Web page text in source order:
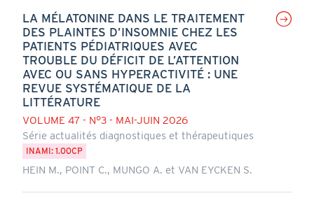
LA MÉLATONINE DANS LE TRAITEMENT
DES PLAINTES D’INSOMNIE CHEZ LES
PATIENTS PÉDIATRIQUES AVEC
TROUBLE DU DÉFICIT DE L’ATTENTION
AVEC OU SANS HYPERACTIVITÉ : UNE
REVUE SYSTÉMATIQUE DE LA
LITTÉRATURE
VOLUME 47 - N°3 - MAI-JUIN 2026
Série actualités diagnostiques et thérapeutiques
INAMI: 1.00CP
HEIN M., POINT C., MUNGO A. et VAN EYCKEN S.